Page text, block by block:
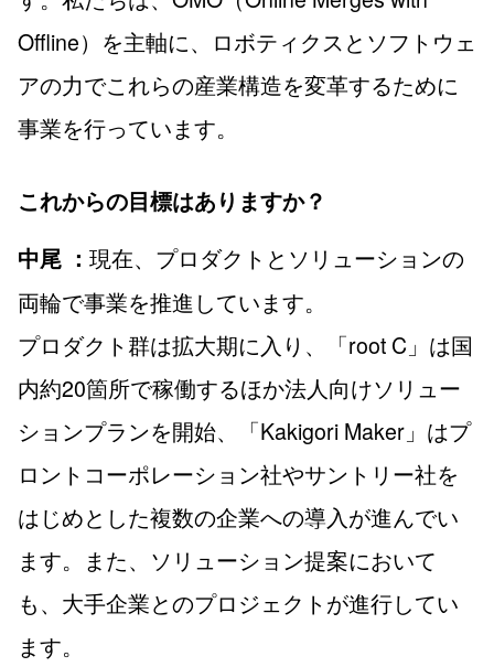
Offline）を主軸に、ロボティクスとソフトウェ
アの力でこれらの産業構造を変革するために
事業を行っています。
これからの目標はありますか？
中尾 ： 現在、プロダクトとソリューションの
両輪で事業を推進しています。
プロダクト群は拡大期に入り、「root C」は国
内約20箇所で稼働するほか法人向けソリュー
ションプランを開始、「Kakigori Maker」はプ
ロントコーポレーション社やサントリー社を
はじめとした複数の企業への導入が進んでい
ます。また、ソリューション提案において
も、大手企業とのプロジェクトが進行してい
ます。